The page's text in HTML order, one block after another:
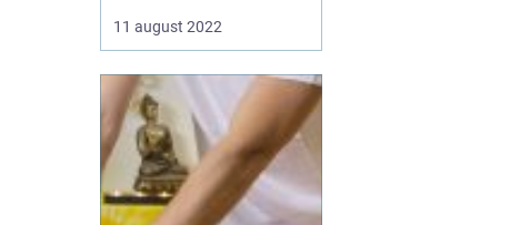
siges, at den kan give de
massageterapeut, men
kan du virkelig tro på
hypen? I denne artikel vil
vi tage et kig på san...
11 august 2022